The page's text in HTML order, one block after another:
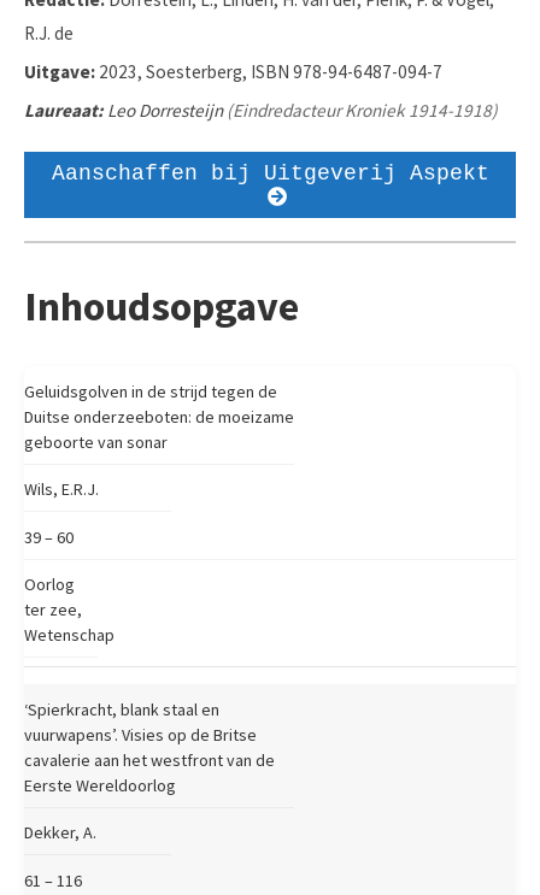
R.J. de
Uitgave: 2023, Soesterberg, ISBN 978-94-6487-094-7
Laureaat:Leo Dorresteijn (Eindredacteur Kroniek 1914-1918)
Aanschaffen bij Uitgeverij Aspekt
Inhoudsopgave
Geluidsgolven in de strijd tegen de
Duitse onderzeeboten: de moeizame
geboorte van sonar
Wils, E.R.J.
39 – 60
Oorlog
ter zee,
Wetenschap
‘Spierkracht, blank staal en
vuurwapens’. Visies op de Britse
cavalerie aan het westfront van de
Eerste Wereldoorlog
Dekker, A.
61 – 116